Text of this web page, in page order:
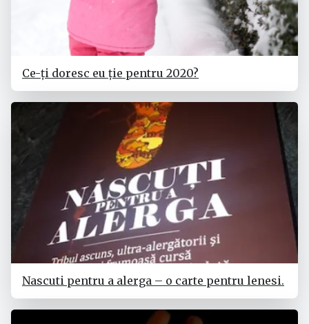
Ce-ți doresc eu ție pentru 2020?
Nascuti pentru a alerga – o carte pentru lenesi.